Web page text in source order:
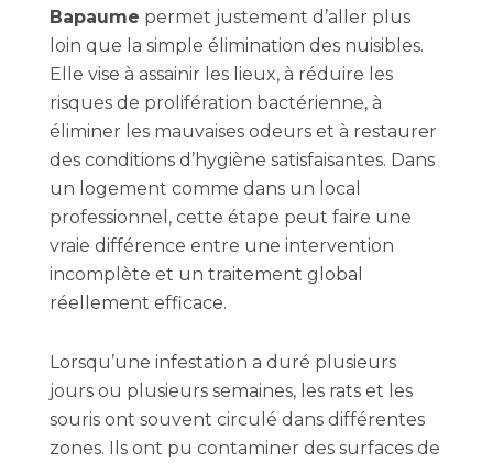
Bapaume permet justement d’aller plus
loin que la simple élimination des nuisibles.
Elle vise à assainir les lieux, à réduire les
risques de prolifération bactérienne, à
éliminer les mauvaises odeurs et à restaurer
des conditions d’hygiène satisfaisantes. Dans
un logement comme dans un local
professionnel, cette étape peut faire une
vraie différence entre une intervention
incomplète et un traitement global
réellement efficace.
Lorsqu’une infestation a duré plusieurs
jours ou plusieurs semaines, les rats et les
souris ont souvent circulé dans différentes
zones. Ils ont pu contaminer des surfaces de